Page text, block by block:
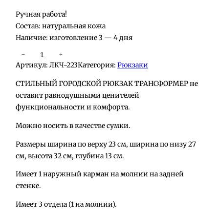
Ручная работа!
Состав: натуральная кожа
Наличие: изготовление 3 — 4 дня
о
л
ч
е
с
в
о
т
о
а
− +
Артикул: ЛКЧ-223Категория: Рюкзаки
СТИЛЬНЫЙ ГОРОДСКОЙ РЮКЗАК ТРАНСФОРМЕР не
оставит равнодушными ценителей
функциональности и комфорта.
Можно носить в качестве сумки.
Размеры ширина по верху 23 см, ширина по низу 27
см, высота 32 см, глубина 13 см.
Имеет 1 наружный карман на молнии на задней
стенке.
Имеет 3 отдела (1 на молнии).